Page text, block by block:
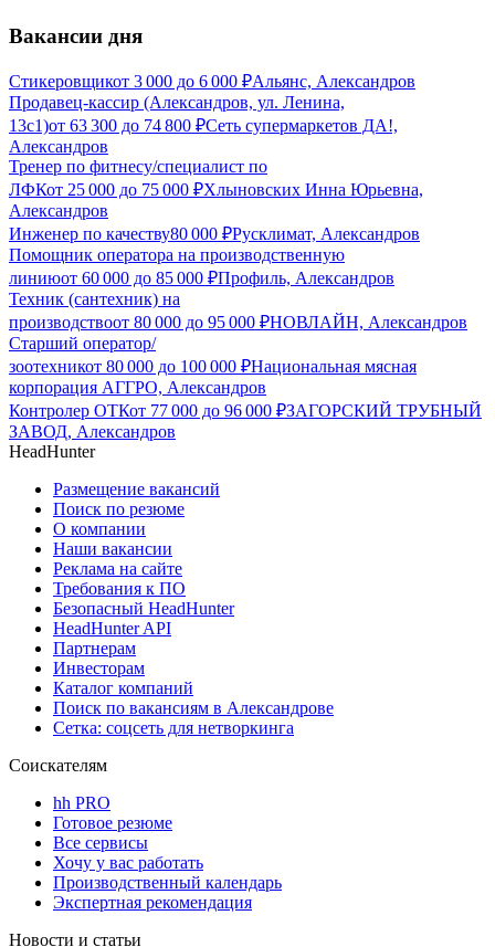
Вакансии дня
Стикеровщикот 3 000 до 6 000 ₽Альянс, Александров
Продавец-кассир (Александров, ул. Ленина,
13с1)от 63 300 до 74 800 ₽Сеть супермаркетов ДА!,
Александров
Тренер по фитнесу/специалист по
ЛФКот 25 000 до 75 000 ₽Хлыновских Инна Юрьевна,
Александров
Инженер по качеству80 000 ₽Русклимат, Александров
Помощник оператора на производственную
линиюот 60 000 до 85 000 ₽Профиль, Александров
Техник (сантехник) на
производствоот 80 000 до 95 000 ₽НОВЛАЙН, Александров
Старший оператор/
зоотехникот 80 000 до 100 000 ₽Национальная мясная
корпорация АГГРО, Александров
Контролер ОТКот 77 000 до 96 000 ₽ЗАГОРСКИЙ ТРУБНЫЙ
ЗАВОД, Александров
HeadHunter
Размещение вакансий
Поиск по резюме
О компании
Наши вакансии
Реклама на сайте
Требования к ПО
Безопасный HeadHunter
HeadHunter API
Партнерам
Инвесторам
Каталог компаний
Поиск по вакансиям в Александрове
Сетка: соцсеть для нетворкинга
Соискателям
hh PRO
Готовое резюме
Все сервисы
Хочу у вас работать
Производственный календарь
Экспертная рекомендация
Новости и статьи